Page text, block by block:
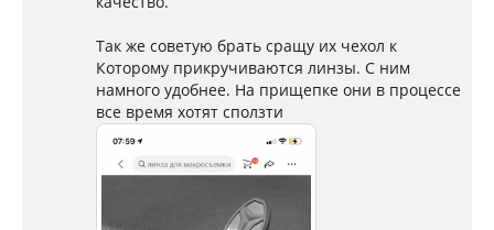
Так же советую брать сращу их чехол к
Которому прикручиваются линзы. С ним
намного удобнее. На прищепке они в процессе
все время хотят сползти